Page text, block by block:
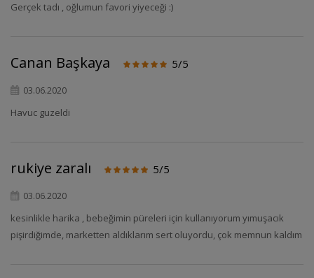
Gerçek tadı , oğlumun favori yiyeceği :)
Canan Başkaya 5/5
03.06.2020
Havuc guzeldi
rukiye zaralı 5/5
03.06.2020
kesinlikle harika , bebeğimin püreleri için kullanıyorum yımuşacık
pişirdiğimde, marketten aldıklarım sert oluyordu, çok memnun kaldım